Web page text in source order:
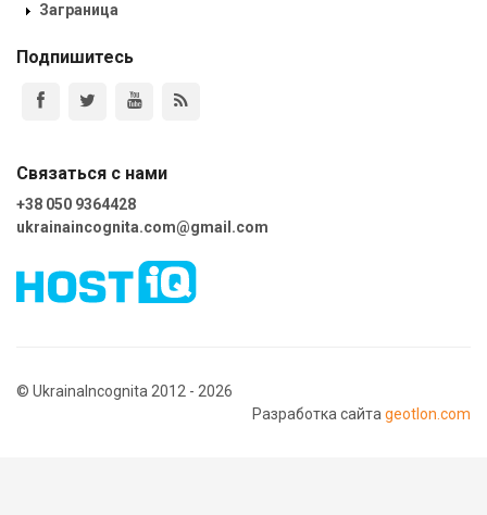
Заграница
Подпишитесь
Связаться с нами
+38 050 9364428
ukrainaincognita.com@gmail.com
© UkrainaIncognita 2012 - 2026
Разработка сайта geotlon.com